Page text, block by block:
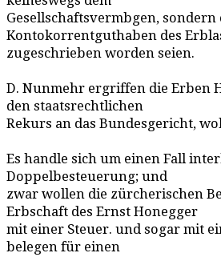
Gesellschaftsvermbgen, sondern
Kontokorrentguthaben des
zugeschrieben worden seien.
D. Nunmehr ergriffen die Erben
den staatsrechtlichen
Rekurs an das Bundesgericht,
Es handle sich um einen Fall
Doppelbesteuerung; und
zwar wollen die zürcherischen
Erbschaft des Ernst Honegger
mit einer Steuer. und sogar mit
belegen für einen